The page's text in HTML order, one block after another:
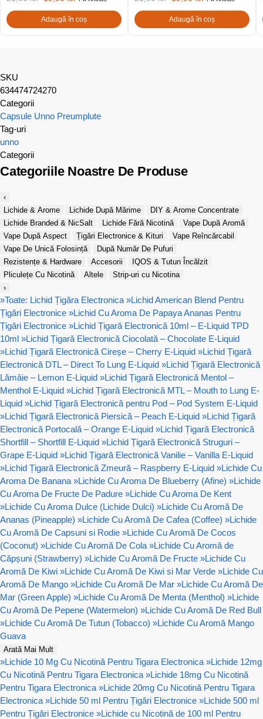
Adaugă în coș Adaugă în coș
SKU
634474724270
Categorii
Capsule Unno Preumplute
Tag-uri
unno
Categorii
Categoriile Noastre De Produse
‹
Lichide & Arome
Lichide După Mărime
DIY & Arome Concentrate
Lichide Branded & NicSalt
Lichide Fără Nicotină
Vape După Aromă
Vape După Aspect
Țigări Electronice & Kituri
Vape Reîncărcabil
Vape De Unică Folosință
După Număr De Pufuri
Rezistențe & Hardware
Accesorii
IQOS & Tutun Încălzit
Pliculețe Cu Nicotină
Altele
Strip-uri cu Nicotina
›
»Toate: Lichid Țigăra Electronica »Lichid American Blend Pentru
Țigări Electronice »Lichid Cu Aroma De Papaya Ananas Pentru
Țigări Electronice »Lichid Țigară Electronică 10ml – E-Liquid TPD
10ml »Lichid Țigară Electronică Ciocolată – Chocolate E-Liquid
»Lichid Țigară Electronică Cireșe – Cherry E-Liquid »Lichid Țigară
Electronică DTL – Direct To Lung E-Liquid »Lichid Țigară Electronică
Lămâie – Lemon E-Liquid »Lichid Țigară Electronică Mentol –
Menthol E-Liquid »Lichid Țigară Electronică MTL – Mouth to Lung E-
Liquid »Lichid Țigară Electronică pentru Pod – Pod System E-Liquid
»Lichid Țigară Electronică Piersică – Peach E-Liquid »Lichid Țigară
Electronică Portocală – Orange E-Liquid »Lichid Țigară Electronică
Shortfill – Shortfill E-Liquid »Lichid Țigară Electronică Struguri –
Grape E-Liquid »Lichid Țigară Electronică Vanilie – Vanilla E-Liquid
»Lichid Țigară Electronică Zmeură – Raspberry E-Liquid »Lichide Cu
Aroma De Banana »Lichide Cu Aroma De Blueberry (Afine) »Lichide
Cu Aroma De Fructe De Padure »Lichide Cu Aroma De Kent
»Lichide Cu Aroma Dulce (Lichide Dulci) »Lichide Cu Aromă De
Ananas (Pineapple) »Lichide Cu Aromă De Cafea (Coffee) »Lichide
Cu Aromă De Capsuni si Rodie »Lichide Cu Aromă De Cocos
(Coconut) »Lichide Cu Aromă De Cola »Lichide Cu Aromă de
Căpșuni (Strawberry) »Lichide Cu Aromă De Fructe »Lichide Cu
Aromă De Kiwi »Lichide Cu Aromă De Kiwi si Mar Verde »Lichide Cu
Aromă De Mango »Lichide Cu Aromă De Mar »Lichide Cu Aromă De
Mar (Green Apple) »Lichide Cu Aromă De Menta (Menthol) »Lichide
Cu Aromă De Pepene (Watermelon) »Lichide Cu Aromă De Red Bull
»Lichide Cu Aromă De Tutun (Tobacco) »Lichide Cu Aromă Mango
Guava
Arată Mai Mult
»Lichide 10 Mg Cu Nicotină Pentru Tigara Electronica »Lichide 12mg
Cu Nicotină Pentru Tigara Electronica »Lichide 18mg Cu Nicotină
Pentru Tigara Electronica »Lichide 20mg Cu Nicotină Pentru Tigara
Electronica »Lichide 50 ml Pentru Țigări Electronice »Lichide 500 ml
Pentru Țigări Electronice »Lichide cu Nicotină de 100 ml Pentru